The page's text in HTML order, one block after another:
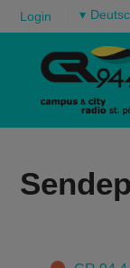
Login ▾